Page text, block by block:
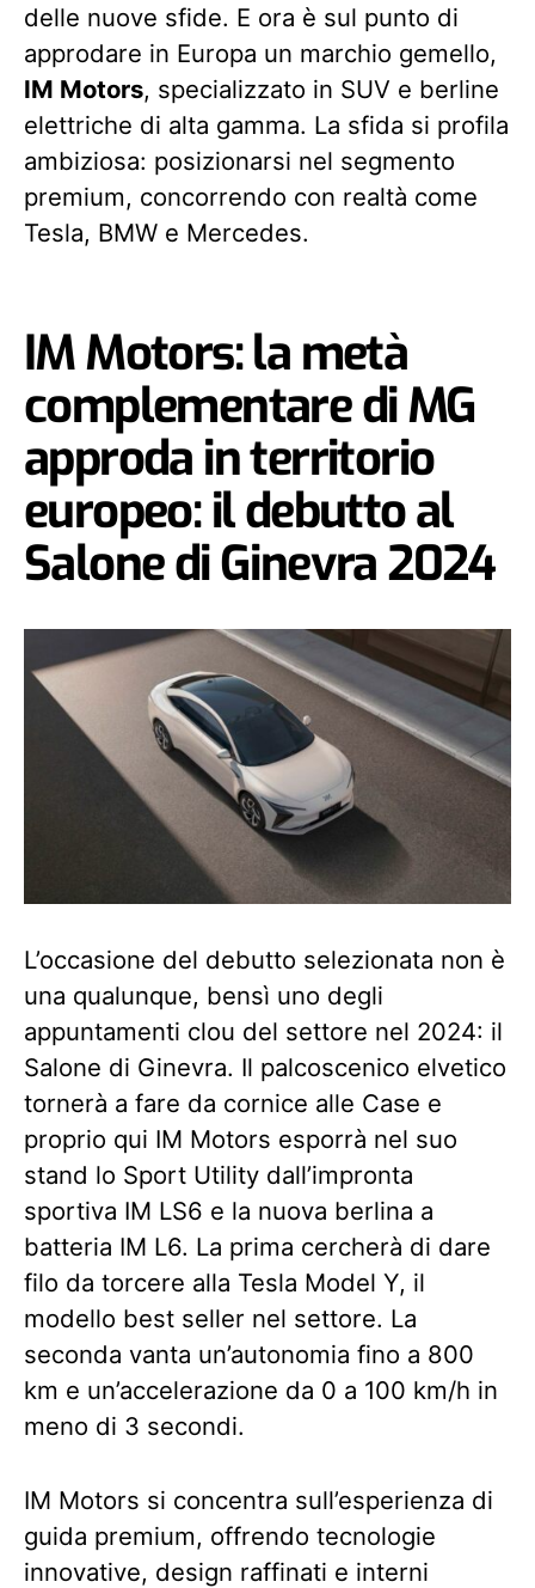
delle nuove sfide. E ora è sul punto di
approdare in Europa un marchio gemello,
IM Motors, specializzato in SUV e berline
elettriche di alta gamma. La sfida si profila
ambiziosa: posizionarsi nel segmento
premium, concorrendo con realtà come
Tesla, BMW e Mercedes.
IM Motors: la metà
complementare di MG
approda in territorio
europeo: il debutto al
Salone di Ginevra 2024
L’occasione del debutto selezionata non è
una qualunque, bensì uno degli
appuntamenti clou del settore nel 2024: il
Salone di Ginevra. Il palcoscenico elvetico
tornerà a fare da cornice alle Case e
proprio qui IM Motors esporrà nel suo
stand lo Sport Utility dall’impronta
sportiva IM LS6 e la nuova berlina a
batteria IM L6. La prima cercherà di dare
filo da torcere alla Tesla Model Y, il
modello best seller nel settore. La
seconda vanta un’autonomia fino a 800
km e un’accelerazione da 0 a 100 km/h in
meno di 3 secondi.
IM Motors si concentra sull’esperienza di
guida premium, offrendo tecnologie
innovative, design raffinati e interni